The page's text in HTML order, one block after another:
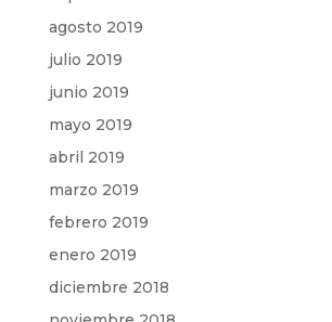
agosto 2019
julio 2019
junio 2019
mayo 2019
abril 2019
marzo 2019
febrero 2019
enero 2019
diciembre 2018